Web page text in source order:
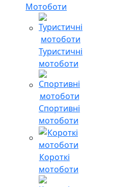
Мотоботи
Туристичні
мотоботи
Спортивні
мотоботи
Короткі
мотоботи